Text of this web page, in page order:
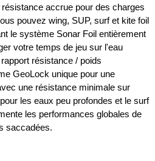
accrue pour des charges
pouvez wing, SUP, surf et kite foil
le système Sonar Foil entièrement
votre temps de jeu sur l'eau
résistance / poids
GeoLock unique pour une
une résistance minimale sur
les eaux peu profondes et le surf
les performances globales de
saccadées.